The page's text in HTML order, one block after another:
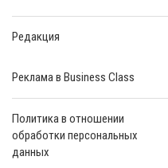
Редакция
Реклама в Business Class
Политика в отношении
обработки персональных
данных